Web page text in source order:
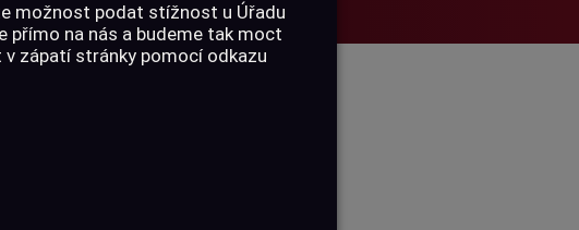
možnost podat stížnost u Úřadu
přímo na nás a budeme tak moct
zápatí stránky pomocí odkazu
130 CM,